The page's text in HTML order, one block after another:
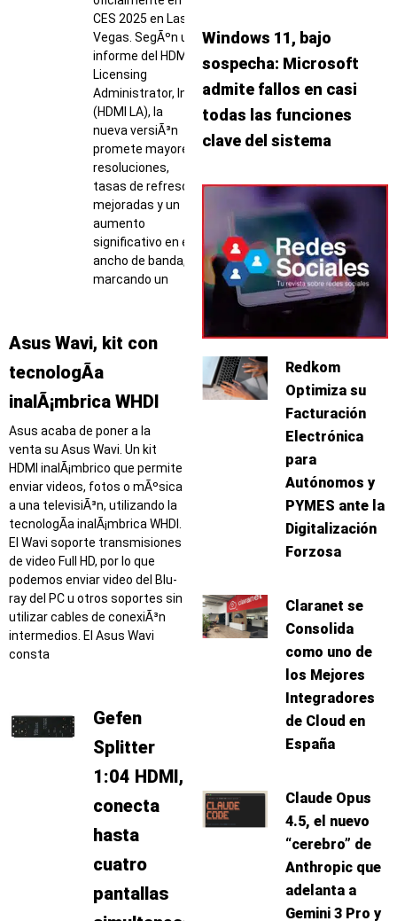
CES 2025 en Las
Vegas. SegÃºn un
informe del HDMI
Licensing
Administrator, Inc.
(HDMI LA), la
nueva versiÃ³n
promete mayores
resoluciones,
tasas de refresco
mejoradas y un
aumento
significativo en el
ancho de banda,
marcando un
Asus Wavi, kit con
tecnologÃ­a
inalÃ¡mbrica WHDI
Asus acaba de poner a la
venta su Asus Wavi. Un kit
HDMI inalÃ¡mbrico que permite
enviar videos, fotos o mÃºsica
a una televisiÃ³n, utilizando la
tecnologÃ­a inalÃ¡mbrica WHDI.
El Wavi soporte transmisiones
de video Full HD, por lo que
podemos enviar video del Blu-
ray del PC u otros soportes sin
utilizar cables de conexiÃ³n
intermedios. El Asus Wavi
consta
Gefen
Splitter
1:04 HDMI,
conecta
hasta
cuatro
pantallas
Windows 11, bajo
sospecha: Microsoft
admite fallos en casi
todas las funciones
clave del sistema
Redkom
Optimiza su
Facturación
Electrónica
para
Autónomos y
PYMES ante la
Digitalización
Forzosa
Claranet se
Consolida
como uno de
los Mejores
Integradores
de Cloud en
España
Claude Opus
4.5, el nuevo
“cerebro” de
Anthropic que
adelanta a
Gemini 3 Pro y